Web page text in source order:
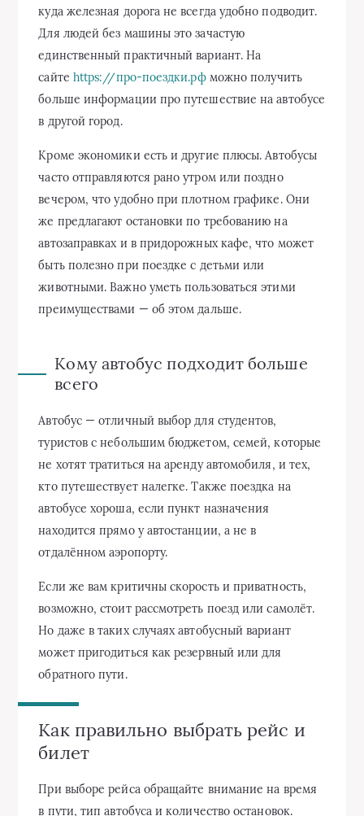
куда железная дорога не всегда удобно подводит.
Для людей без машины это зачастую
единственный практичный вариант. На
сайте https://про-поездки.рфможно получить
больше информации про путешествие на автобусе
в другой город.
Кроме экономики есть и другие плюсы. Автобусы
часто отправляются рано утром или поздно
вечером, что удобно при плотном графике. Они
же предлагают остановки по требованию на
автозаправках и в придорожных кафе, что может
быть полезно при поездке с детьми или
животными. Важно уметь пользоваться этими
преимуществами — об этом дальше.
Кому автобус подходит больше
всего
Автобус — отличный выбор для студентов,
туристов с небольшим бюджетом, семей, которые
не хотят тратиться на аренду автомобиля, и тех,
кто путешествует налегке. Также поездка на
автобусе хороша, если пункт назначения
находится прямо у автостанции, а не в
отдалённом аэропорту.
Если же вам критичны скорость и приватность,
возможно, стоит рассмотреть поезд или самолёт.
Но даже в таких случаях автобусный вариант
может пригодиться как резервный или для
обратного пути.
Как правильно выбрать рейс и
билет
При выборе рейса обращайте внимание на время
в пути, тип автобуса и количество остановок.